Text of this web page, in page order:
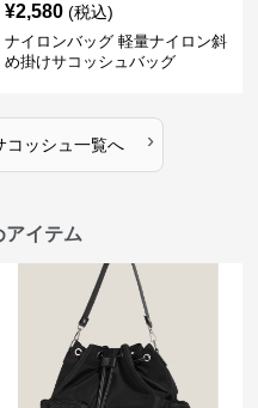
¥2,580 (税込)
ナイロンバッグ 軽量ナイロン斜
め掛けサコッシュバッグ
コッシュ 一覧へ ›
アイテム